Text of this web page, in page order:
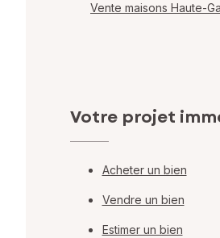
Vente maisons Haute-
Votre projet
Acheter un bien
Vendre un bien
Estimer un bien